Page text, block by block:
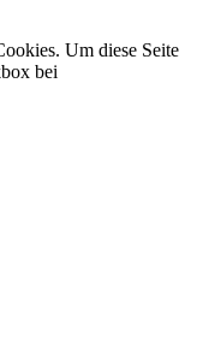
Um diese Seite
bei